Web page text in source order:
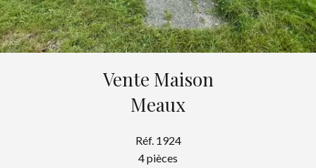
Vente Maison
Meaux
Réf. 1924
4 pièces